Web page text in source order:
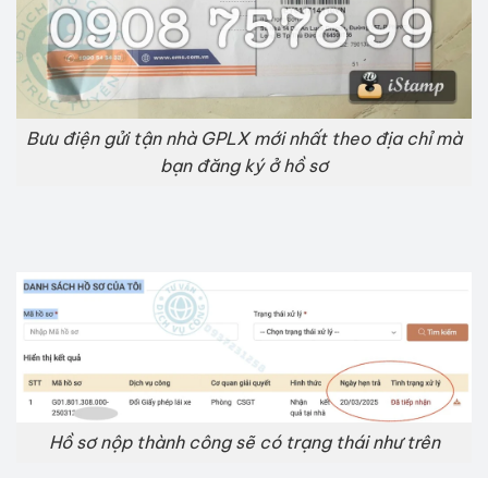
Bưu điện gửi tận nhà GPLX mới nhất theo địa chỉ mà
bạn đăng ký ở hồ sơ
Hồ sơ nộp thành công sẽ có trạng thái như trên